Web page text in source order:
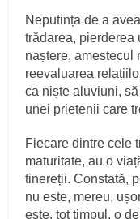
Neputința de a
trădarea, pierderea
naștere, amestecul
reevaluarea
ca niște aluviuni,
unei prietenii care
Fiecare dintre cele
maturitate, au o
tinereții. Constată,
nu este, mereu,
este, tot timpul, o